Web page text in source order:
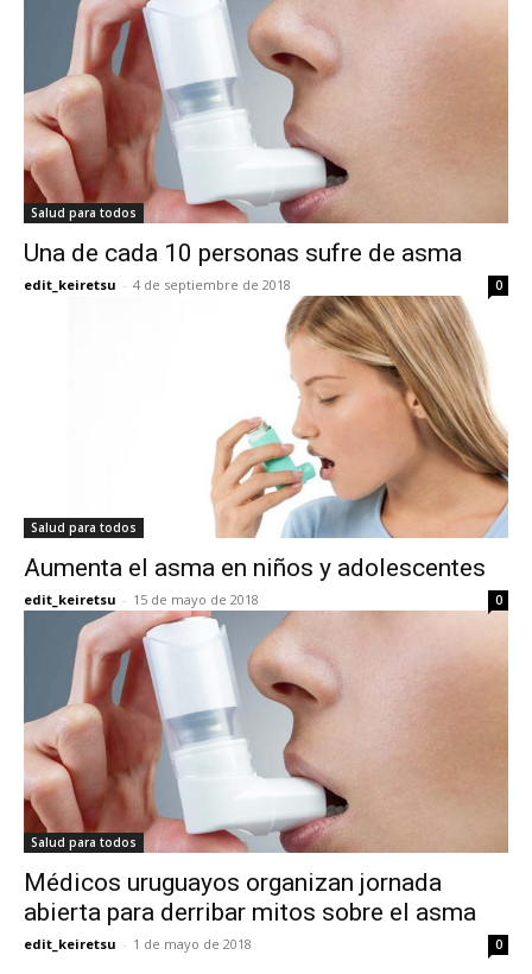
Salud para todos
Una de cada 10 personas sufre de asma
edit_keiretsu - 4 de septiembre de 2018 0
Salud para todos
Aumenta el asma en niños y adolescentes
edit_keiretsu - 15 de mayo de 2018 0
Salud para todos
Médicos uruguayos organizan jornada
abierta para derribar mitos sobre el asma
edit_keiretsu - 1 de mayo de 2018 0